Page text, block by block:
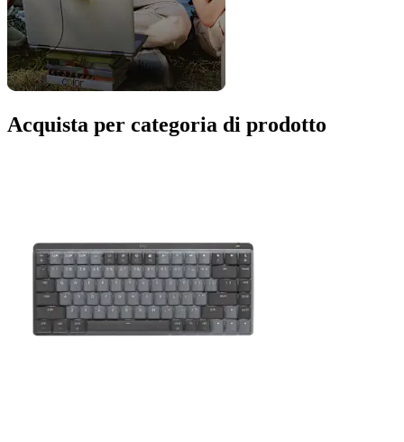
Acquista per categoria di prodotto